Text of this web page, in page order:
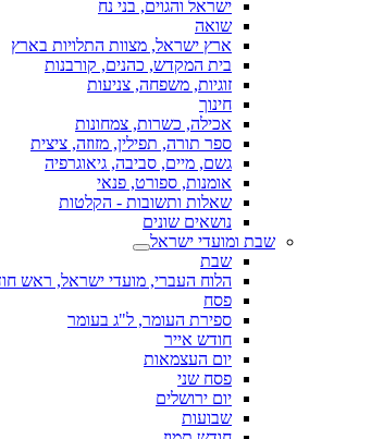
ישראל והגוים, בני נח
שואה
ארץ ישראל, מצוות התלויות בארץ
בית המקדש, כהנים, קורבנות
זוגיות, משפחה, צניעות
חינוך
אכילה, כשרות, צמחונות
ספר תורה, תפילין, מזוזה, ציצית
גשם, מיים, סביבה, גיאוגרפיה
אומנות, ספורט, פנאי
שאלות ותשובות - הקלטות
נושאים שונים
שבת ומועדי ישראל
שבת
הלוח העברי, מועדי ישראל, ראש
פסח
ספירת העומר, ל"ג בעומר
חודש אייר
יום העצמאות
פסח שני
יום ירושלים
שבועות